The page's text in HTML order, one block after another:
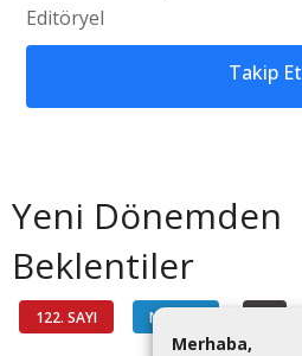
Editöryel
Takip Et
Yeni Dönemden
Beklentiler
122. SAYI MAKALE
Merhaba,